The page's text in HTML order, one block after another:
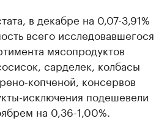
в декабре на 0,07-3,91%
всего исследовавшегося
мясопродуктов
сарделек, колбасы
копченой, консервов
исключения подешевели
на 0,36-1,00%.